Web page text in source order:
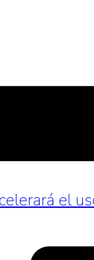
el